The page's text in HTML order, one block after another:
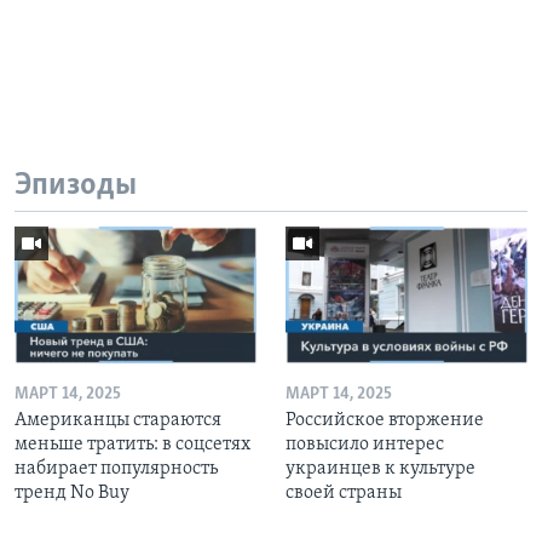
Эпизоды
МАРТ 14, 2025
Американцы стараются
меньше тратить: в соцсетях
набирает популярность
тренд No Buy
МАРТ 14, 2025
Российское вторжение
повысило интерес
украинцев к культуре
своей страны